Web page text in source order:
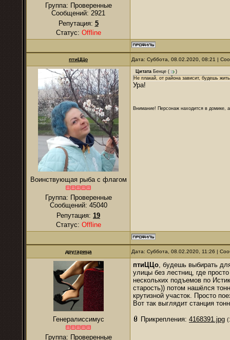
Группа: Проверенные
Сообщений: 2921
Репутация: 5
Статус: Offline
птиЦЦо Дата: Суббота, 08.02.2020, 08:21 |
Воинствующая рыба с флагом
Группа: Проверенные
Сообщений: 45040
Репутация: 19
Статус: Offline
Цитата Бенце (
)
Не плакай, от района зависит, будешь
Ура!
Внимание! Персонаж находится в домике,
другарица Дата: Суббота, 08.02.2020, 11:26 |
Генералиссимус
Группа: Проверенные
птиЦЦо, будешь выбирать
улицы без лестниц, где
нескольких подъемов по
старость)) потом нашёлся
крутизной участок. Просто
Вот так выглядит станция
Прикрепления: 4168391.jpg